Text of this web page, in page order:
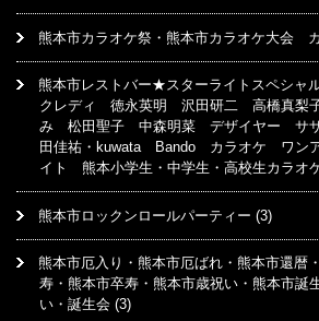
熊本市カラオケ祭・熊本市カラオケ大会
熊本市レストバー★スターライトスペシャ
クレディ 徳永英明 沢田研二 高橋真梨
み 松田聖子 中森明菜 デザイヤー サザ
田佳祐・kuwata Bando カラオケ ワンア
イト 熊本小学生・中学生・高校生カラオ
熊本市ロックンロールパーティー (3)
熊本市厄入り・熊本市厄ばれ・熊本市還暦
寿・熊本市卒寿・熊本市歳祝い・熊本市誕
い・誕生会 (3)